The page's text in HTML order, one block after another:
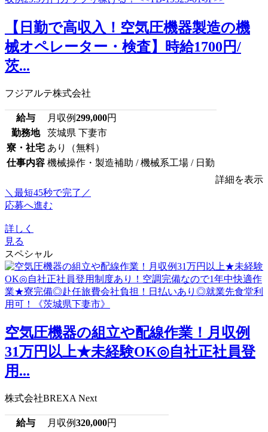
【日勤で高収入！空気圧機器製造の機
械オペレーター・検査】時給1700円/
茨...
フジアルテ株式会社
給与 月収例299,000円
勤務地
茨城県 下妻市
寮・社宅 あり（無料）
仕事内容 機械操作・製造補助 / 機械系工場 / 日勤
詳細を表示
＼最短45秒で完了／
応募へ進む
詳しく
見る
スペシャル
空気圧機器の組立や配線作業！月収例
31万円以上★未経験OK◎自社正社員登
用...
株式会社BREXA Next
給与 月収例320,000円